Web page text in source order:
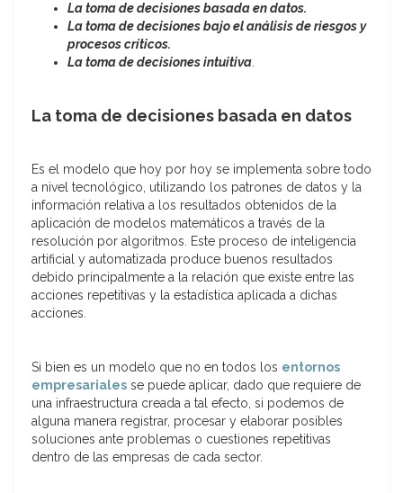
La toma de decisiones basada en datos.
La toma de decisiones bajo el análisis de riesgos y
procesos críticos.
La toma de decisiones intuitiva.
La toma de decisiones basada en datos
Es el modelo que hoy por hoy se implementa sobre todo
a nivel tecnológico, utilizando los patrones de datos y la
información relativa a los resultados obtenidos de la
aplicación de modelos matemáticos a través de la
resolución por algoritmos. Este proceso de inteligencia
artificial y automatizada produce buenos resultados
debido principalmente a la relación que existe entre las
acciones repetitivas y la estadística aplicada a dichas
acciones.
Si bien es un modelo que no en todos los entornos
empresariales se puede aplicar, dado que requiere de
una infraestructura creada a tal efecto, si podemos de
alguna manera registrar, procesar y elaborar posibles
soluciones ante problemas o cuestiones repetitivas
dentro de las empresas de cada sector.